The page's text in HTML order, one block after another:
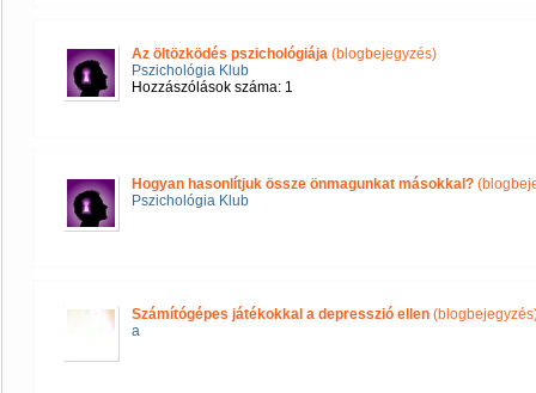
Az öltözködés pszichológiája (blogbejegyzés)
Pszichológia Klub
Hozzászólások száma: 1
Hogyan hasonlítjuk össze önmagunkat másokkal?
Pszichológia Klub
Számítógépes játékokkal a depresszió ellen
a